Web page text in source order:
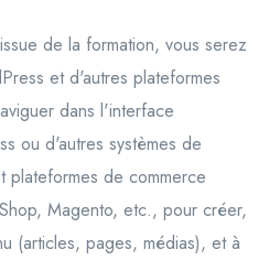
de la formation, vous serez
et d'autres plateformes
dans l'interface
ou d'autres systèmes de
plateformes de commerce
Magento, etc., pour créer,
(articles, pages, médias), et à